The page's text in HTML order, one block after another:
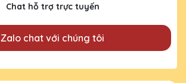
Chat hỗ trợ trực tuyến
Zalo chat với chúng tôi